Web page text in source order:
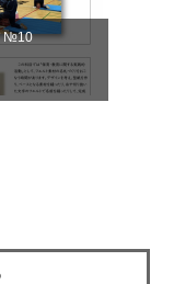
№10